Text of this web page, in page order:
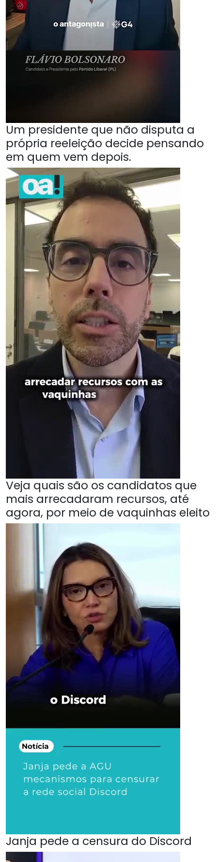
Um presidente que não disputa a
própria reeleição decide pensando
em quem vem depois.
Veja quais são os candidatos que
mais arrecadaram recursos, até
agora, por meio de vaquinhas eleito
Janja pede a censura do Discord